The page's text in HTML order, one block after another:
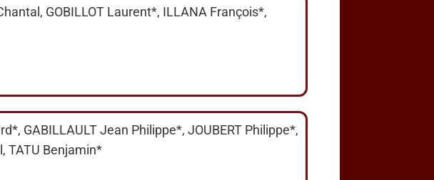
GOBILLOT Laurent*, ILLANA François*,
GABILLAULT Jean Philippe*, JOUBERT Philippe*,
TATU Benjamin*